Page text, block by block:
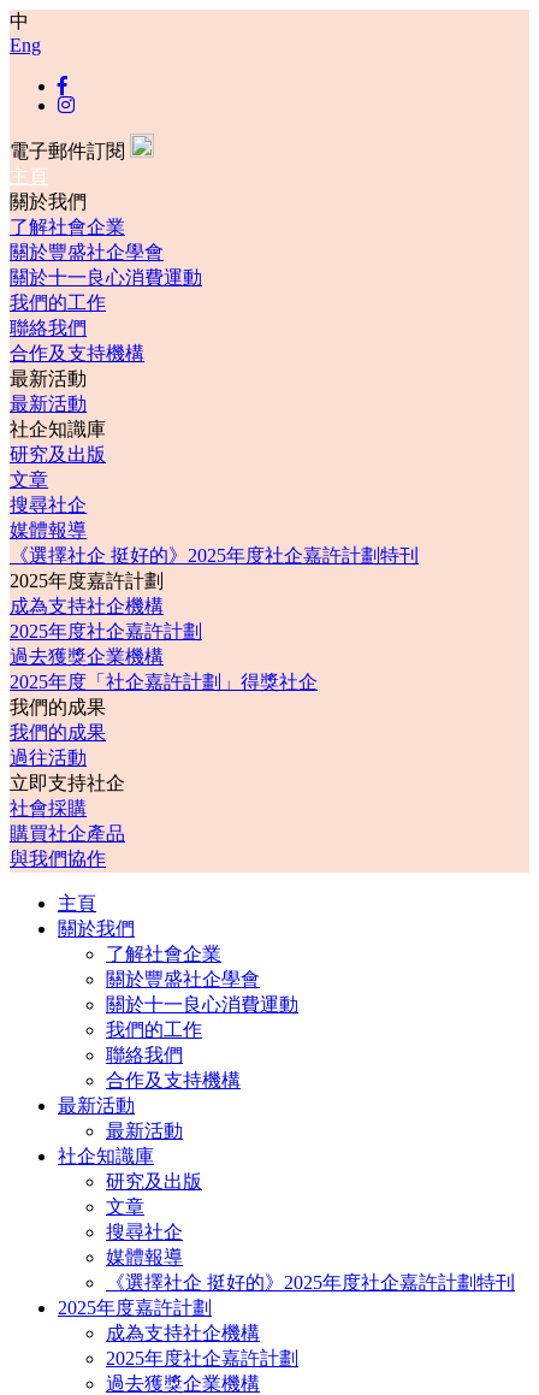
中
Eng
電子郵件訂閱
主頁
關於我們
了解社會企業
關於豐盛社企學會
關於十一良心消費運動
我們的工作
聯絡我們
合作及支持機構
最新活動
最新活動
社企知識庫
研究及出版
文章
搜尋社企
媒體報導
《選擇社企 挺好的》2025年度社企嘉許計劃特刊
2025年度嘉許計劃
成為支持社企機構
2025年度社企嘉許計劃
過去獲獎企業機構
2025年度「社企嘉許計劃」得獎社企
我們的成果
我們的成果
過往活動
立即支持社企
社會採購
購買社企產品
與我們協作
主頁
關於我們
了解社會企業
關於豐盛社企學會
關於十一良心消費運動
我們的工作
聯絡我們
合作及支持機構
最新活動
最新活動
社企知識庫
研究及出版
文章
搜尋社企
媒體報導
《選擇社企 挺好的》2025年度社企嘉許計劃特刊
2025年度嘉許計劃
成為支持社企機構
2025年度社企嘉許計劃
過去獲獎企業機構